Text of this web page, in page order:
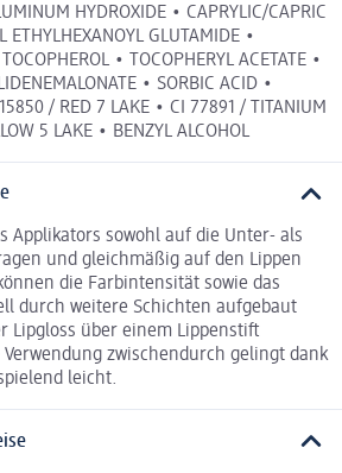
HYDROXIDE • CAPRYLIC/CAPRIC
ETHYLHEXANOYL GLUTAMIDE •
• TOCOPHERYL ACETATE •
• SORBIC ACID •
/ RED 7 LAKE • CI 77891 / TITANIUM
5 LAKE • BENZYL ALCOHOL
Applikators sowohl auf die Unter- als
und gleichmäßig auf den Lippen
die Farbintensität sowie das
durch weitere Schichten aufgebaut
Lipgloss über einem Lippenstift
zwischendurch gelingt dank
leicht.